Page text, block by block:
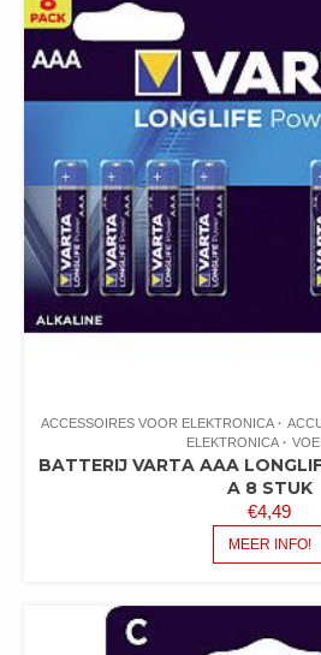
ACCESSOIRES VOOR ELEKTRONICA
ELEKTRONICA
BATTERIJ VARTA AAA
A 8 STUK
€4,49
MEER INFO!